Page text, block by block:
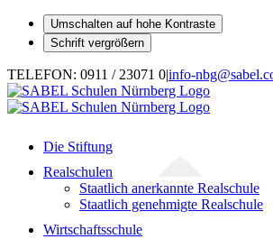
Umschalten auf hohe Kontraste
Schrift vergrößern
Zum
Inhalt
springen
TELEFON: 0911 / 23071 0|info-
Die Stiftung
Realschulen
Staatlich anerkannte Realschule
Staatlich genehmigte Realschule
Wirtschaftsschule